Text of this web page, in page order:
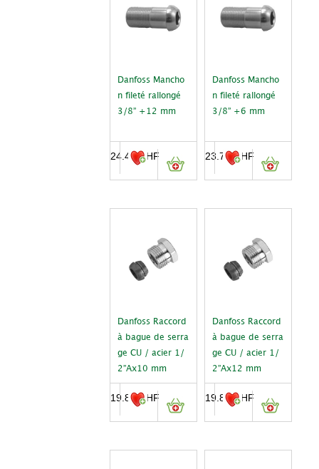
Danfoss Mancho
n fileté rallongé
3/8” +12 mm
24.40CHF
Danfoss Mancho
n fileté rallongé
3/8” +6 mm
23.70CHF
Danfoss Raccord
à bague de serra
ge CU / acier 1/
2”Ax10 mm
19.80CHF
Danfoss Raccord
à bague de serra
ge CU / acier 1/
2”Ax12 mm
19.80CHF